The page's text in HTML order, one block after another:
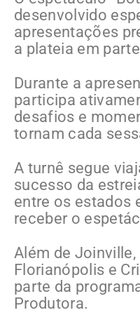
desenvolvido
apresentações
a plateia em
Durante a
participa
desafios e
tornam cada
A turnê segue
sucesso da
entre os estados
receber o
Além de
Florianópolis e
parte da
Produtora.